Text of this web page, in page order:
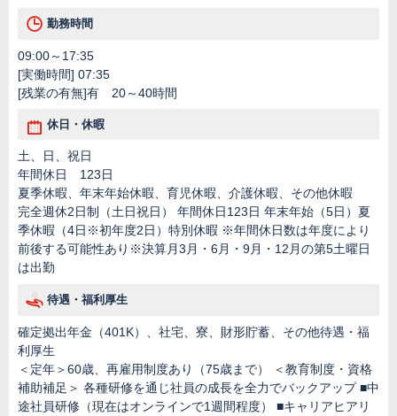
勤務時間
09:00～17:35
[実働時間] 07:35
[残業の有無]有 20～40時間
休日・休暇
土、日、祝日
年間休日 123日
夏季休暇、年末年始休暇、育児休暇、介護休暇、その他休暇
完全週休2日制（土日祝日） 年間休日123日 年末年始（5日）夏
季休暇（4日※初年度2日）特別休暇 ※年間休日数は年度により
前後する可能性あり※決算月3月・6月・9月・12月の第5土曜日
は出勤
待遇・福利厚生
確定拠出年金（401K）、社宅、寮、財形貯蓄、その他待遇・福
利厚生
＜定年＞60歳、再雇用制度あり（75歳まで） ＜教育制度・資格
補助補足＞ 各種研修を通じ社員の成長を全力でバックアップ ■中
途社員研修（現在はオンラインで1週間程度） ■キャリアヒアリ